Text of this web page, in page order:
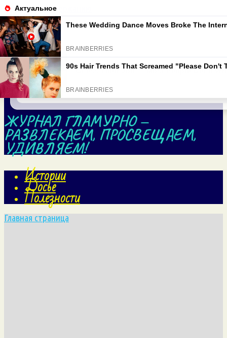
Перейти к содержанию
Search for:
ЖУРНАЛ ГЛАМУРНО —
РАЗВЛЕКАЕМ, ПРОСВЕЩАЕМ,
УДИВЛЯЕМ!
Истории
Досье
Полезности
Главная страница